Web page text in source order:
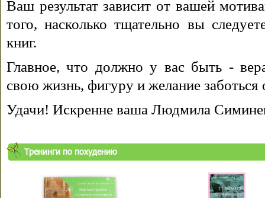
Ваш результат зависит от вашей
того, насколько тщательно вы
книг.
Главное, что должно у вас быть -
свою жизнь, фигуру и желание заботься
Удачи! Искренне ваша Людмила
Тренинги по похудению